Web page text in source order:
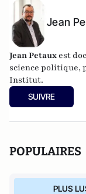
Jean
Jean Petaux est
science politique,
Institut.
SUIVRE
POPULAIRES
PLUS